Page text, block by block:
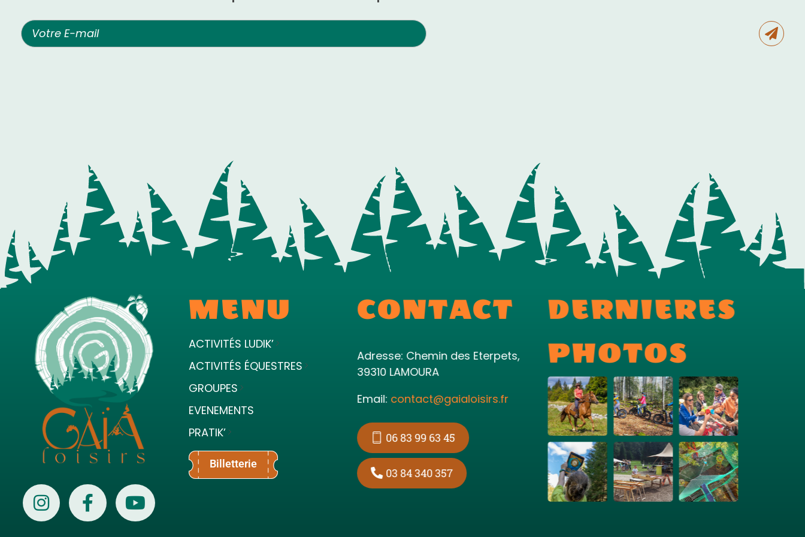
MENU
ACTIVITÉS LUDIK’
ACTIVITÉS ÉQUESTRES
GROUPES
EVENEMENTS
PRATIK’
Billetterie
CONTACT
Adresse: Chemin des Eterpets,
39310 LAMOURA
Email: contact@gaialoisirs.fr
06 83 99 63 45
03 84 340 357
DERNIERES
PHOTOS